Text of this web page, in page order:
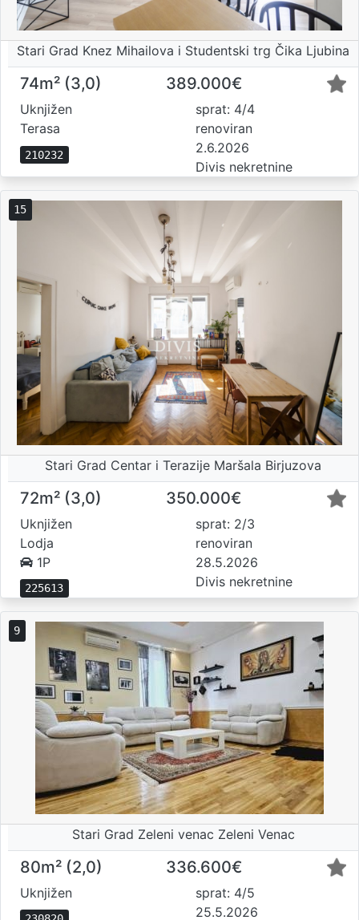
Stari Grad Knez Mihailova i Studentski trg Čika Ljubina
74m² (3,0) 389.000€
Uknjižen
Terasa
210232
sprat: 4/4
renoviran
2.6.2026
Divis nekretnine
15
Stari Grad Centar i Terazije Maršala Birjuzova
72m² (3,0) 350.000€
Uknjižen
Lodja
1P
225613
sprat: 2/3
renoviran
28.5.2026
Divis nekretnine
9
Stari Grad Zeleni venac Zeleni Venac
80m² (2,0) 336.600€
Uknjižen
sprat: 4/5
25.5.2026